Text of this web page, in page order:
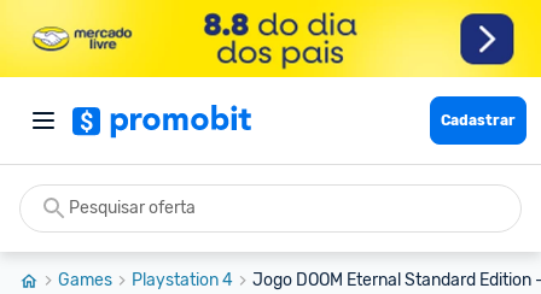
Cadastrar
Games Playstation 4 Jogo DOOM Eternal Standard Edition